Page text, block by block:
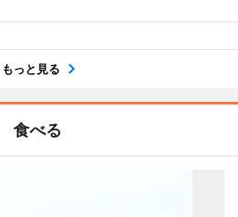
もっと見る
食べる